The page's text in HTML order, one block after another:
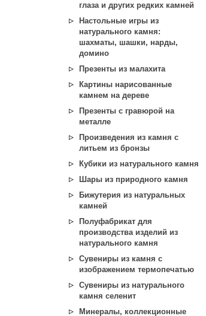
глаза и других редких камней
Настольные игры из
натурального камня:
шахматы, шашки, нарды,
домино
Презенты из малахита
Картины нарисованные
камнем на дереве
Презенты с гравюрой на
металле
Произведения из камня с
литьем из бронзы
Кубики из натурального камня
Шары из природного камня
Бижутерия из натуральных
камней
Полуфабрикат для
производства изделий из
натурального камня
Сувениры из камня с
изображением термопечатью
Сувениры из натурального
камня селенит
Минералы, коллекционные